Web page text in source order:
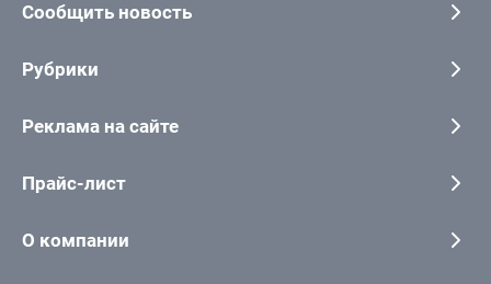
Сообщить новость
Рубрики
Реклама на сайте
Прайс-лист
О компании